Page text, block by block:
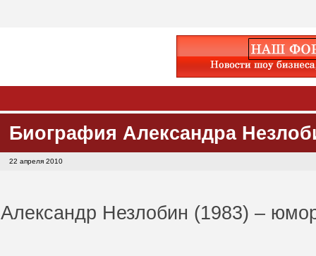
Биография Александра
22 апреля 2010
Александр Незлобин (1983) –